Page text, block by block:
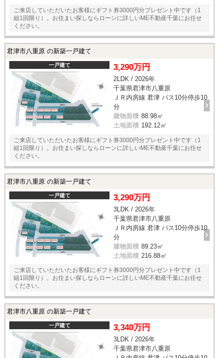
ご来店していただいたお客様にギフト券3000円分プレゼント中です（1
組1回限り）。お住まい探しならローンに詳しいME不動産千葉にお任せ
ください。
君津市八重原 の新築一戸建て
一戸建て 3,290万円
2LDK / 2026年
千葉県君津市八重原
ＪＲ内房線 君津 バス10分停歩10
分
建物面積 88.98㎡
土地面積 192.12㎡
ご来店していただいたお客様にギフト券3000円分プレゼント中です（1
組1回限り）。お住まい探しならローンに詳しいME不動産千葉にお任せ
ください。
君津市八重原 の新築一戸建て
一戸建て 3,290万円
3LDK / 2026年
千葉県君津市八重原
ＪＲ内房線 君津 バス10分停歩10
分
建物面積 89.23㎡
土地面積 216.88㎡
ご来店していただいたお客様にギフト券3000円分プレゼント中です（1
組1回限り）。お住まい探しならローンに詳しいME不動産千葉にお任せ
ください。
君津市八重原 の新築一戸建て
一戸建て 3,340万円
3LDK / 2026年
千葉県君津市八重原